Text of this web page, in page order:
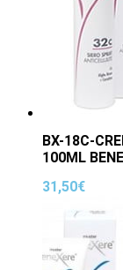
BX-18C-
100ML
31,50€